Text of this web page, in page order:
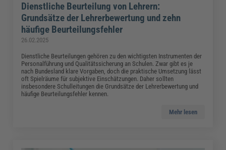
Dienstliche Beurteilung von Lehrern:
Grundsätze der Lehrerbewertung und zehn
häufige Beurteilungsfehler
26.02.2025
Dienstliche Beurteilungen gehören zu den wichtigsten Instrumenten der
Personalführung und Qualitätssicherung an Schulen. Zwar gibt es je
nach Bundesland klare Vorgaben, doch die praktische Umsetzung lässt
oft Spielräume für subjektive Einschätzungen. Daher sollten
insbesondere Schulleitungen die Grundsätze der Lehrerbewertung und
häufige Beurteilungsfehler kennen.
Mehr lesen